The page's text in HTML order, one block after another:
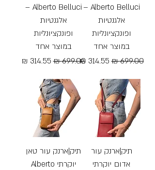
Alberto Belluci –
אלגנטיות
ופונקציונליות
במוצר אחד
מחיר רגיל‏699.00 ‏₪ מחיר מבצע
Alberto Belluci –
אלגנטיות
ופונקציונליות
במוצר אחד
מחיר רגיל‏699.00 ‏₪ מחיר מבצע
תיק|ארנק עור
אדום יוקרתי
תיק|ארנק עור טאן
יוקרתי Alberto